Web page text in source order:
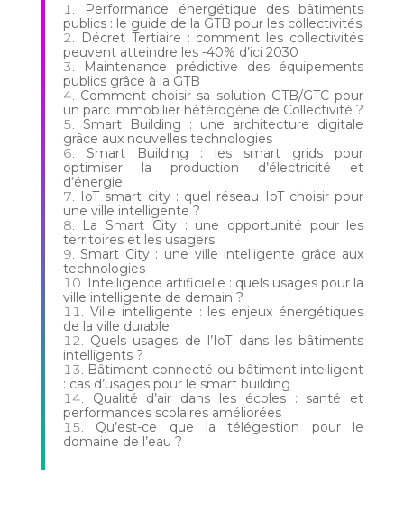
Performance énergétique des bâtiments
publics : le guide de la GTB pour les collectivités
Décret Tertiaire : comment les collectivités
peuvent atteindre les -40% d’ici 2030
Maintenance prédictive des équipements
publics grâce à la GTB
Comment choisir sa solution GTB/GTC pour
un parc immobilier hétérogène de Collectivité ?
Smart Building : une architecture digitale
grâce aux nouvelles technologies
Smart Building : les smart grids pour
optimiser la production d’électricité et
d’énergie
IoT smart city : quel réseau IoT choisir pour
une ville intelligente ?
La Smart City : une opportunité pour les
territoires et les usagers
Smart City : une ville intelligente grâce aux
technologies
Intelligence artificielle : quels usages pour la
ville intelligente de demain ?
Ville intelligente : les enjeux énergétiques
de la ville durable
Quels usages de l’IoT dans les bâtiments
intelligents ?
Bâtiment connecté ou bâtiment intelligent
: cas d’usages pour le smart building
Qualité d’air dans les écoles : santé et
performances scolaires améliorées
Qu’est-ce que la télégestion pour le
domaine de l’eau ?